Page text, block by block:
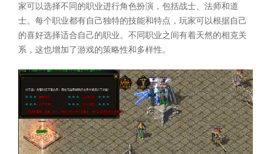
家可以选择不同的职业进行角色扮演，包括战士、法师和道
士。每个职业都有自己独特的技能和特点，玩家可以根据自己
的喜好选择适合自己的职业。不同职业之间有着天然的相克关
系，这也增加了游戏的策略性和多样性。